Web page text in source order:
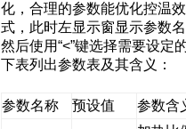
化，合理的参数能优化控温
式，此时左显示窗显示参数
然后使用“<”键选择需要设定
下表列出参数表及其含义：
参数名称 预设值 参数含